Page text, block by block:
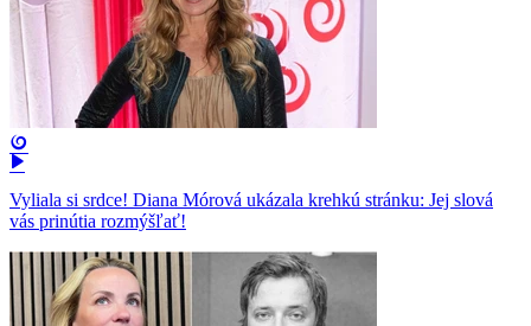
Vyliala si srdce! Diana Mórová ukázala krehkú stránku: Jej slová
vás prinútia rozmýšľať!